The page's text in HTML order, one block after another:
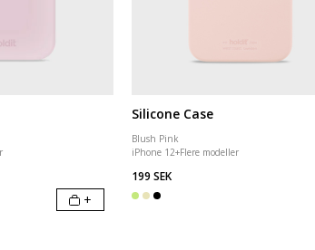
+
Silicone Case
Blush Pink
iPhone 12+Flere modeller
199 SEK